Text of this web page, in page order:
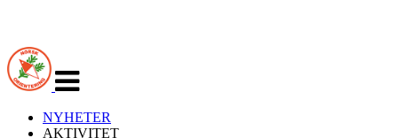
navigasjon
NYHETER
AKTIVITET